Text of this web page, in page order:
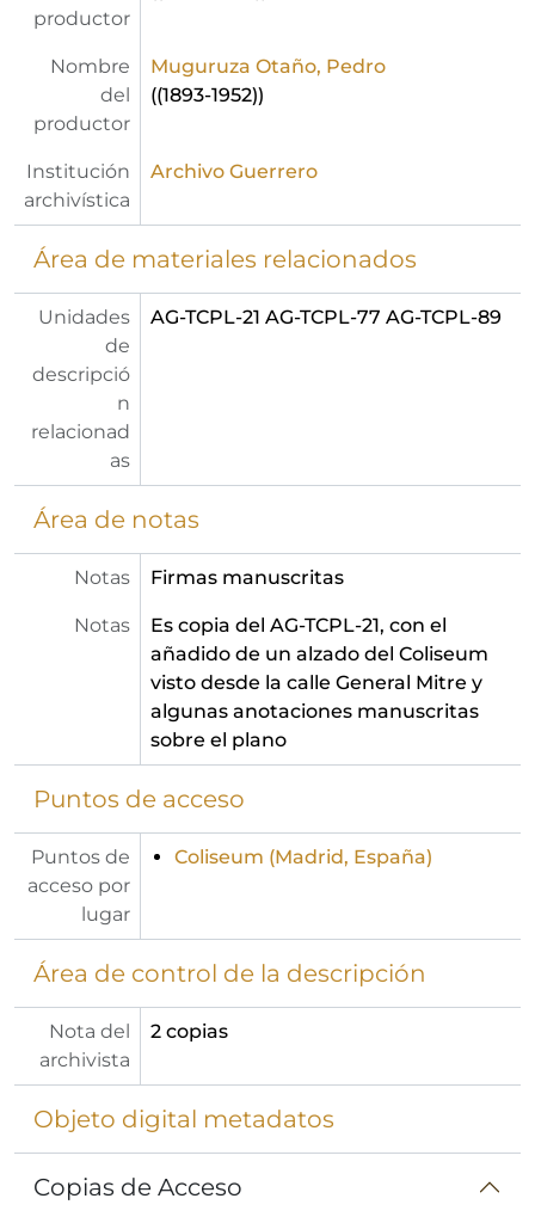
productor
Nombre
del
productor
Muguruza Otaño, Pedro
((1893-1952))
Institución
archivística
Archivo Guerrero
Área de materiales relacionados
Unidades
de
descripció
n
relacionad
as
AG-TCPL-21 AG-TCPL-77 AG-TCPL-89
Área de notas
Notas Firmas manuscritas
Notas
Es copia del AG-TCPL-21, con el
añadido de un alzado del Coliseum
visto desde la calle General Mitre y
algunas anotaciones manuscritas
sobre el plano
Puntos de acceso
Puntos de
acceso por
lugar
Coliseum (Madrid, España)
Área de control de la descripción
Nota del
archivista
2 copias
Objeto digital metadatos
Copias de Acceso